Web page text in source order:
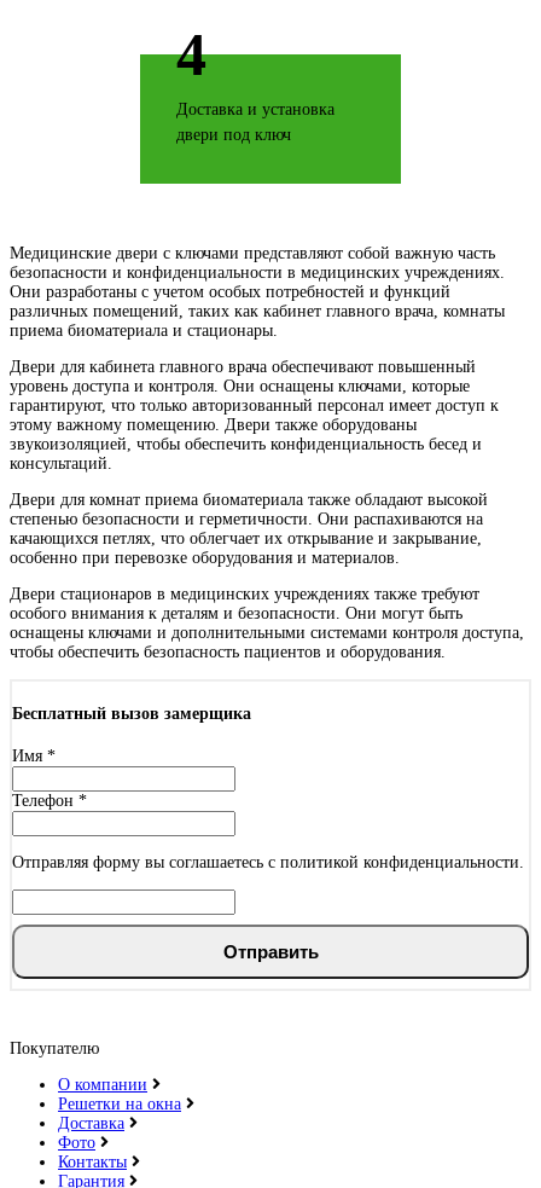
Джатобо
Серый горизонт
Итальянский орех
Капучино
4
Доставка и установка
двери под ключ
Медицинские двери с ключами представляют собой важную часть
безопасности и конфиденциальности в медицинских учреждениях.
Они разработаны с учетом особых потребностей и функций
различных помещений, таких как кабинет главного врача, комнаты
приема биоматериала и стационары.
Двери для кабинета главного врача обеспечивают повышенный
уровень доступа и контроля. Они оснащены ключами, которые
гарантируют, что только авторизованный персонал имеет доступ к
этому важному помещению. Двери также оборудованы
звукоизоляцией, чтобы обеспечить конфиденциальность бесед и
консультаций.
Двери для комнат приема биоматериала также обладают высокой
степенью безопасности и герметичности. Они распахиваются на
качающихся петлях, что облегчает их открывание и закрывание,
особенно при перевозке оборудования и материалов.
Двери стационаров в медицинских учреждениях также требуют
особого внимания к деталям и безопасности. Они могут быть
оснащены ключами и дополнительными системами контроля доступа,
чтобы обеспечить безопасность пациентов и оборудования.
Бесплатный вызов замерщика
Имя *
Телефон *
Отправляя форму вы соглашаетесь с политикой конфиденциальности.
Отправить
Покупателю
О компании
Решетки на окна
Доставка
Фото
Контакты
Гарантия